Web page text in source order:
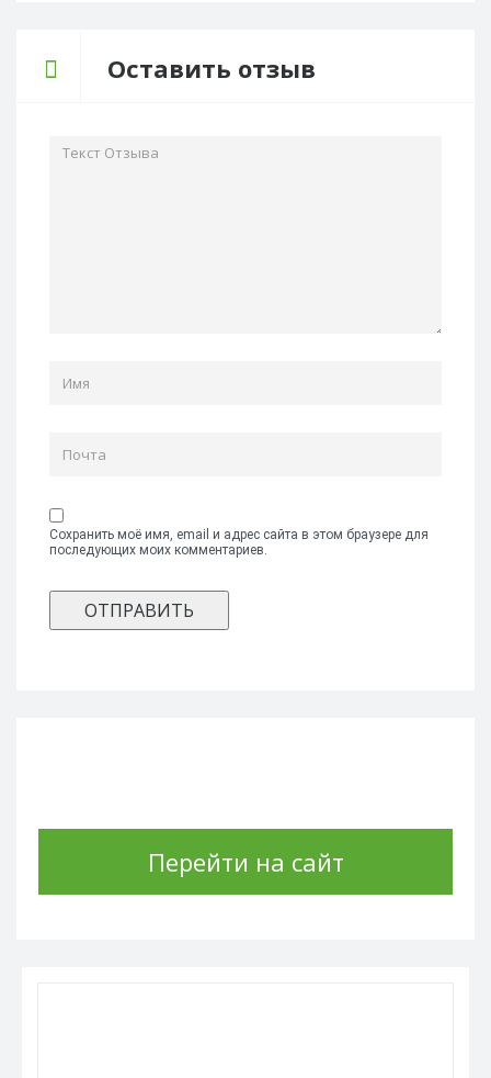
Оставить отзыв
Сохранить моё имя, email и адрес сайта в этом браузере для
последующих моих комментариев.
Перейти на сайт